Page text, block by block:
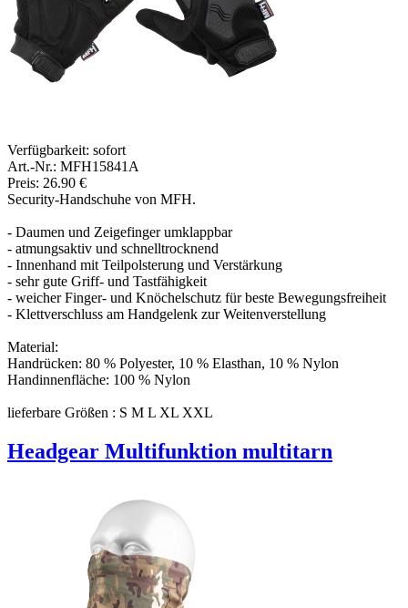
Verfügbarkeit: sofort
Art.-Nr.: MFH15841A
Preis: 26.90 €
Security-Handschuhe von MFH.
- Daumen und Zeigefinger umklappbar
- atmungsaktiv und schnelltrocknend
- Innenhand mit Teilpolsterung und Verstärkung
- sehr gute Griff- und Tastfähigkeit
- weicher Finger- und Knöchelschutz für beste Bewegungsfreiheit
- Klettverschluss am Handgelenk zur Weitenverstellung
Material:
Handrücken: 80 % Polyester, 10 % Elasthan, 10 % Nylon
Handinnenfläche: 100 % Nylon
lieferbare Größen : S M L XL XXL
Headgear Multifunktion multitarn